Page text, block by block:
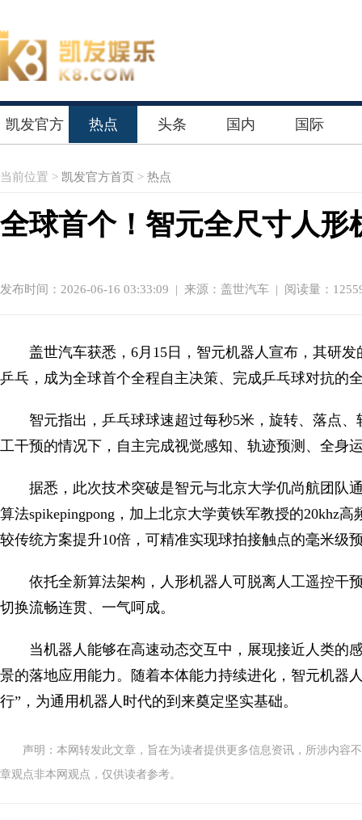
凯发官方 热点 头条 国内 国际
当前位置 > 凯发官方首页 > 热点
全球首个！智元全尺寸人
发布时间：2026-06-16 03:33:09 | 来源：盖世汽车 | 阅读量：
盖世汽车获悉，6月15日，智元机器人宣布，其研
乒乓，成为全球首个全程自主决策、完成乒乓球对抗的
智元指出，乒乓球球速超过每秒5米，旋转、落点
工干预的情况下，自主完成视觉感知、轨迹预测、全身
据悉，此次技术突破是智元与北京大学仉尚航团队
算法spikepingpong，加上北京大学黄铁军教授的20khz
较传统方案提升10倍，可精准实现球拍接触点的毫米级
依托全新算法架构，人形机器人可脱离人工遥控干
切换流畅连贯、一气呵成。
当机器人能够在高速动态交互中，展现接近人类的
景的落地应用能力。随着本体能力持续进化，智元机器
行”，为通用机器人时代的到来奠定坚实基础。
声明：本网转发此文章，旨在为读者提供更多信息资讯，所涉内容
章观点非本网观点，仅供读者参考。